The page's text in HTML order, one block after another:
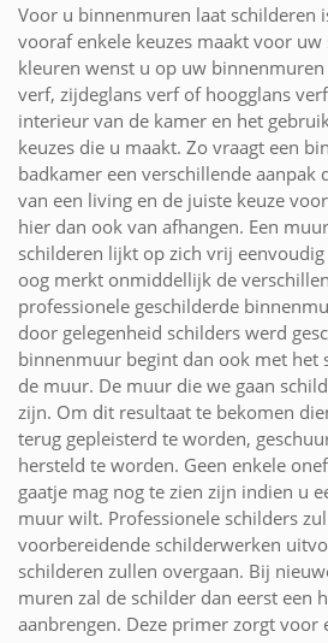
Voor u binnenmuren laat schilderen
vooraf enkele keuzes maakt voor
kleuren wenst u op uw
verf, zijdeglans verf of hoogglans
interieur van de kamer en het
keuzes die u maakt. Zo vraagt een
badkamer een verschillende aanpak
van een living en de juiste keuze
hier dan ook van afhangen. Een
schilderen lijkt op zich vrij
oog merkt onmiddellijk de
professionele geschilderde
door gelegenheid schilders werd
binnenmuur begint dan ook met het
de muur. De muur die we gaan
zijn. Om dit resultaat te bekomen
terug gepleisterd te worden,
hersteld te worden. Geen enkele
gaatje mag nog te zien zijn indien u
muur wilt. Professionele schilders
voorbereidende schilderwerken
schilderen zullen overgaan. Bij
muren zal de schilder dan eerst een
aanbrengen. Deze primer zorgt voor